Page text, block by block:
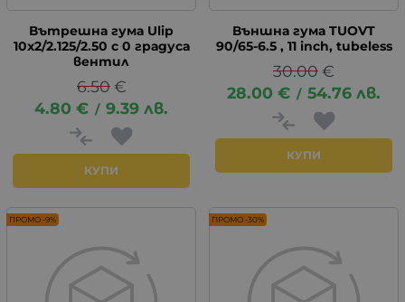
Вътрешна гума Ulip
10х2/2.125/2.50 с 0 градуса
вентил
6.50 €
4.80 € / 9.39 лв.
КУПИ
Външна гума TUOVT
90/65-6.5 , 11 inch, tubeless
30.00€
28.00 € / 54.76 лв.
КУПИ
ПРОМО -9% ПРОМО -30%